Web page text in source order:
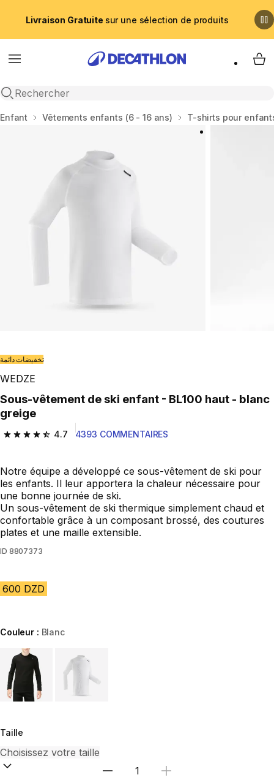
Livraison Gratuite sur une sélection de produits
Menu
Recherche ouverte
My
Accueil
Enfant Vêtements enfants (6 - 16 ans) T-shirts pour
تخفيضات دائمة
WEDZE
Sous-vêtement de ski enfant - BL100 haut - blanc
greige
4.7
4.7 out of 5 stars from 4393 reviews
4393 COMMENTAIRES
Notre équipe a développé ce sous-vêtement de ski pour
les enfants. Il leur apportera la chaleur nécessaire pour
une bonne journée de ski.
Un sous-vêtement de ski thermique simplement chaud et
confortable grâce à un composant brossé, des coutures
plates et une maille extensible.
ID 8807373
600 DZD
Couleur : Blanc
Choose a variant
Taille
Sélectionnez la quantité